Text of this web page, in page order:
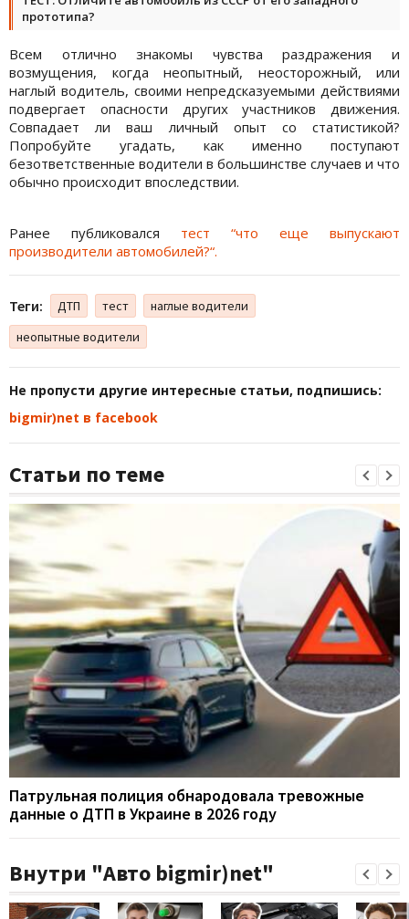
прототипа?
Всем отлично знакомы чувства раздражения и
возмущения, когда неопытный, неосторожный, или
наглый водитель, своими непредсказуемыми действиями
подвергает опасности других участников движения.
Совпадает ли ваш личный опыт со статистикой?
Попробуйте угадать, как именно поступают
безответственные водители в большинстве случаев и что
обычно происходит впоследствии.
Ранее публиковался тест “что еще выпускают
производители автомобилей?“.
Теги: ДТП тест
наглые водители
неопытные водители
Не пропусти другие интересные статьи, подпишись:
bigmir)net в facebook
Статьи по теме
Патрульная полиция обнародовала тревожные
данные о ДТП в Украине в 2026 году
Внутри "Авто bigmir)net"